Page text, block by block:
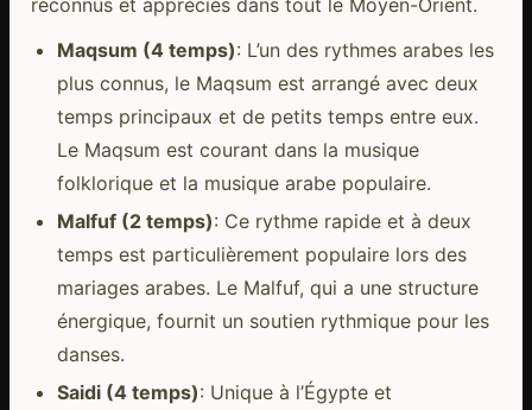
Maqsum (4 temps): L’un des rythmes arabes les
plus connus, le Maqsum est arrangé avec deux
temps principaux et de petits temps entre eux.
Le Maqsum est courant dans la musique
folklorique et la musique arabe populaire.
Malfuf (2 temps): Ce rythme rapide et à deux
temps est particulièrement populaire lors des
mariages arabes. Le Malfuf, qui a une structure
énergique, fournit un soutien rythmique pour les
danses.
Saidi (4 temps): Unique à l’Égypte et